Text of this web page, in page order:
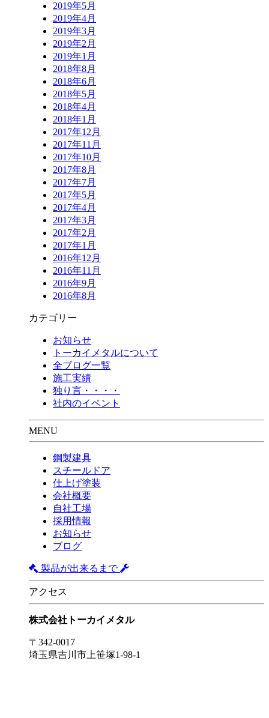
2019年5月
2019年4月
2019年3月
2019年2月
2019年1月
2018年8月
2018年6月
2018年5月
2018年4月
2018年1月
2017年12月
2017年11月
2017年10月
2017年8月
2017年7月
2017年5月
2017年4月
2017年3月
2017年2月
2017年1月
2016年12月
2016年11月
2016年9月
2016年8月
カテゴリー
お知らせ
トーカイメタルについて
全ブログ一覧
施工実績
独り言・・・・
社内のイベント
MENU
鋼製建具
スチールドア
仕上げ塗装
会社概要
自社工場
採用情報
お知らせ
ブログ
製品が出来るまで
アクセス
株式会社トーカイメタル
〒342-0017
埼玉県吉川市上笹塚1-98-1